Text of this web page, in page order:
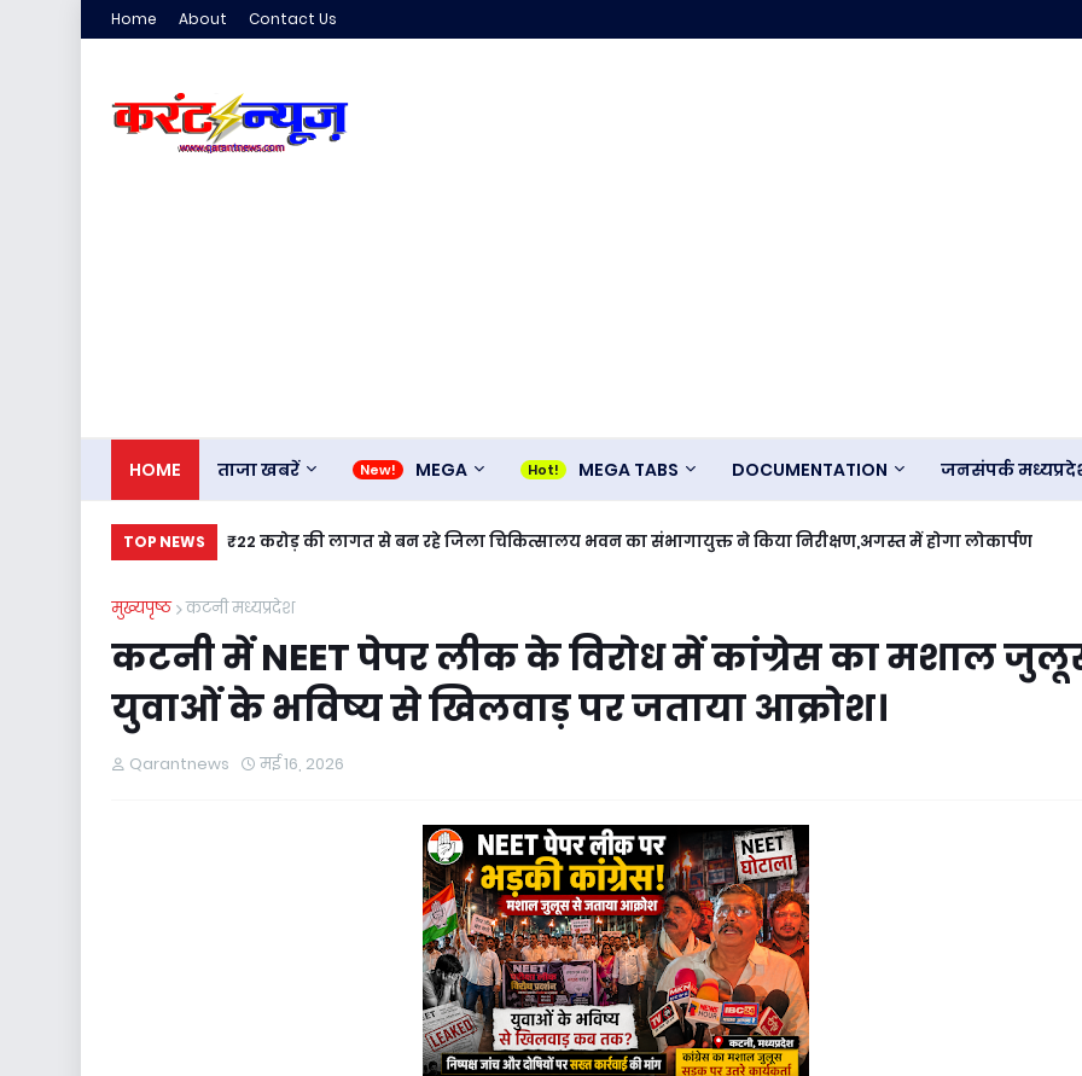
Home About Contact Us
HOME ताजा खबरें MEGA MEGA TABS DOCUMENTATION जनसंपर्क
TOP NEWS ₹22 करोड़ की लागत से बन रहे जिला चिकित्सालय भवन का संभागायुक्त ने किया निरीक्षण,अगस्त में होगा लोकार्पण
मुख्यपृष्ठ कटनी मध्यप्रदेश
कटनी में NEET पेपर लीक के विरोध में कांग्रेस का मशाल
युवाओं के भविष्य से खिलवाड़ पर जताया आक्रोश।
Qarantnews मई 16, 2026